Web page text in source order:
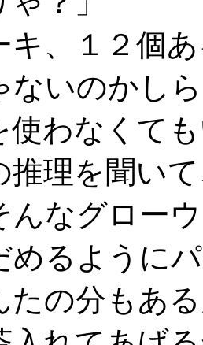
キ、１２個
ないのかし
使わなくて
理を聞い
んなグロー
めるように
たの分もあ